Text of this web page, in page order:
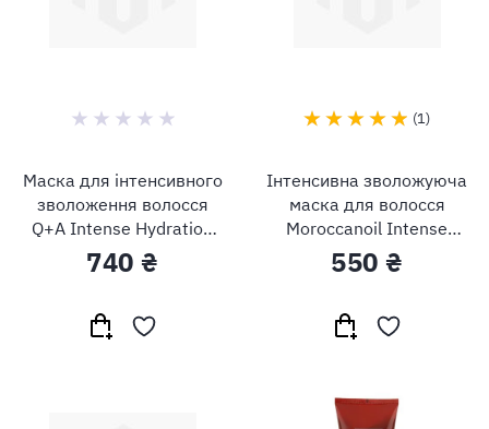
Маска для інтенсивного
зволоження волосся
Q+A Intense Hydration
Hair Mask
740 ₴
1
Інтенсивна зволожуюча
маска для волосся
Moroccanoil Intense
Hydrating Mask
550 ₴